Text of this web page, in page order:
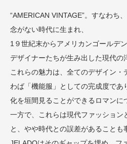
“AMERICAN VINTAGE”。すなわち
念がない時代に生まれ、
1９世紀末からアメリカンゴールデ
デザイナーたちが生み出した現代の
これらの魅力は、全てのデザイン
わば「機能服」としての完成度であ
化を垣間見ることができるロマンに
一方で、これらは現代ファッション
と、やや時代との誤差があることも